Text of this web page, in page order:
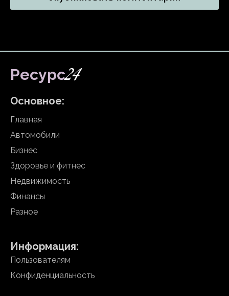
Ресурс24
Основное:
Главная
Автомобили
Бизнес
Здоровье и фитнес
Недвижимость
Финансы
Разное
Информация:
Пользователям
Конфиденциальность